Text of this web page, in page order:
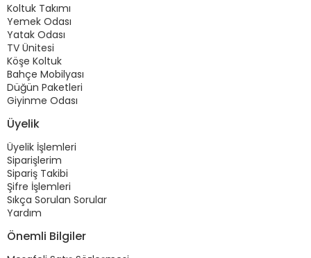
Koltuk Takımı
Yemek Odası
Yatak Odası
TV Ünitesi
Köşe Koltuk
Bahçe Mobilyası
Düğün Paketleri
Giyinme Odası
Üyelik
Üyelik İşlemleri
Siparişlerim
Sipariş Takibi
Şifre İşlemleri
Sıkça Sorulan Sorular
Yardım
Önemli Bilgiler